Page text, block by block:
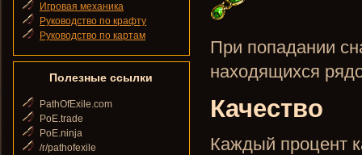
При попадании
находящихся
Качество
Каждый процент
Игровая механика
Руководство по крафту
Руководство по картам
Полезные ссылки
PathOfExile.com
PoE.trade
PoE.ninja
/r/pathofexile